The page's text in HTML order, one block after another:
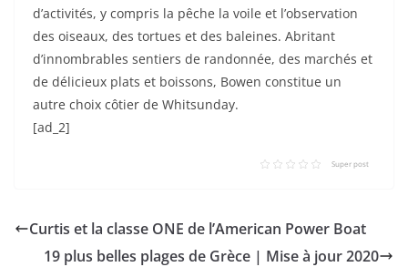
d’activités, y compris la pêche la voile et l’observation
des oiseaux, des tortues et des baleines. Abritant
d’innombrables sentiers de randonnée, des marchés et
de délicieux plats et boissons, Bowen constitue un
autre choix côtier de Whitsunday.
[ad_2]
Super post
Curtis et la classe ONE de l’American Power Boat
19 plus belles plages de Grèce | Mise à jour 2020